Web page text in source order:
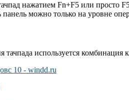
нажатием Fn+F5 или просто
можно только на уровне
используется